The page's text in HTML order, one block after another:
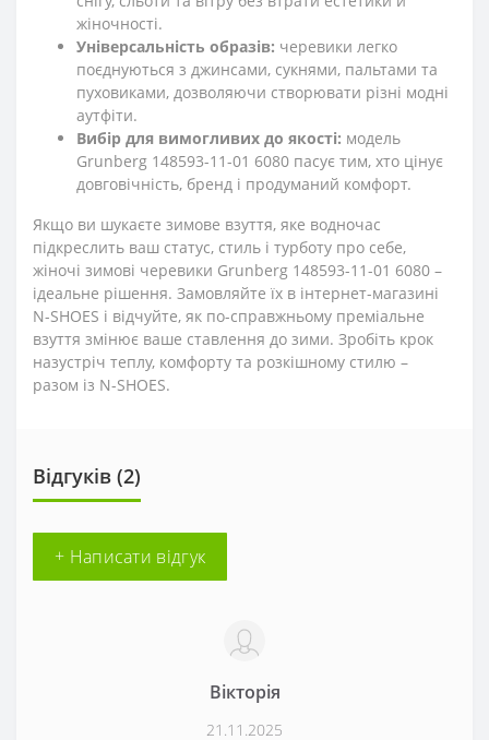
жіночності.
Універсальність образів: черевики легко
поєднуються з джинсами, сукнями, пальтами та
пуховиками, дозволяючи створювати різні модні
аутфіти.
Вибір для вимогливих до якості: модель
Grunberg 148593-11-01 6080 пасує тим, хто цінує
довговічність, бренд і продуманий комфорт.
Якщо ви шукаєте зимове взуття, яке водночас
підкреслить ваш статус, стиль і турботу про себе,
жіночі зимові черевики Grunberg 148593-11-01 6080 –
ідеальне рішення. Замовляйте їх в інтернет-магазині
N-SHOES і відчуйте, як по-справжньому преміальне
взуття змінює ваше ставлення до зими. Зробіть крок
назустріч теплу, комфорту та розкішному стилю –
разом із N-SHOES.
Відгуків (2)
+ Написати відгук
Вікторія
21.11.2025